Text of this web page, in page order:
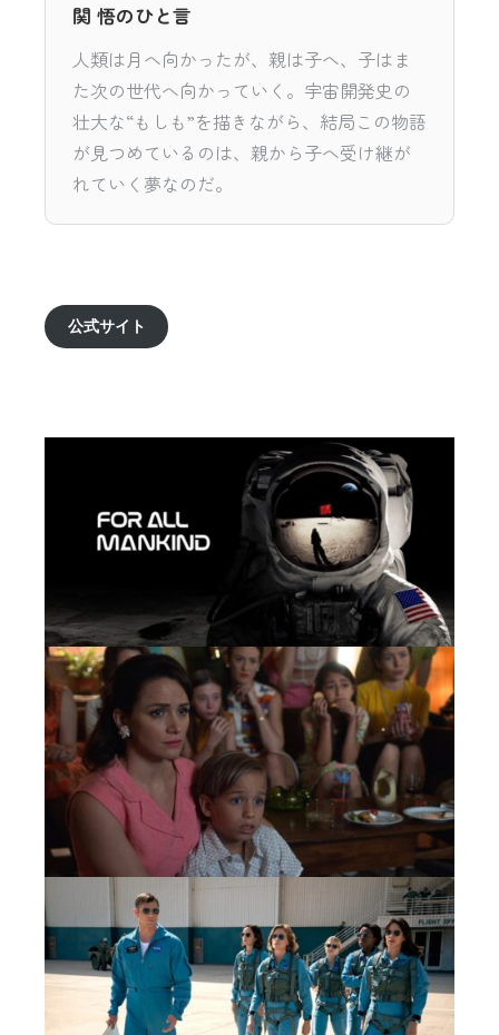
関 悟のひと言
人類は月へ向かったが、親は子へ、子はま
た次の世代へ向かっていく。宇宙開発史の
壮大な“もしも”を描きながら、結局この物語
が見つめているのは、親から子へ受け継が
れていく夢なのだ。
公式サイト